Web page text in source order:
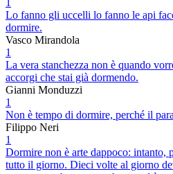
Lo fanno gli uccelli lo fanno le api
dormire.
Vasco Mirandola
1
La vera stanchezza non è quando
accorgi che stai già dormendo.
Gianni Monduzzi
1
Non è tempo di dormire, perché il
Filippo Neri
1
Dormire non è arte dappoco: intanto,
tutto il giorno. Dieci volte al giorno